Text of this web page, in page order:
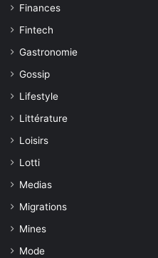
Finances
Fintech
Gastronomie
Gossip
Lifestyle
Littérature
Loisirs
Lotti
Medias
Migrations
Mines
Mode